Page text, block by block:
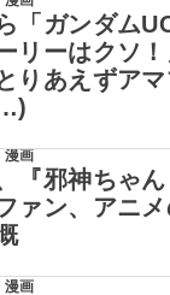
「ガンダム
リーはクソ
りあえずア
漫画
『邪神ちゃ
ァン、アニ
漫画